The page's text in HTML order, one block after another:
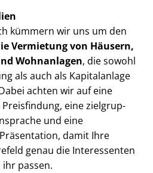
kümmern wir uns um den
Vermietung von Häusern,
Wohnanlagen, die sowohl
als auch als Kapitalanlage
achten wir auf eine
eine ziel­grup­
und eine
damit Ihre
genau die Interessenten
passen.